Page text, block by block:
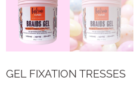
GEL FIXATION TRESSES